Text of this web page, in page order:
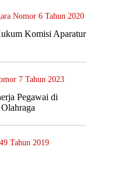
Nomor 6 Tahun 2020
Komisi Aparatur
7 Tahun 2023
Pegawai di
Tahun 2019